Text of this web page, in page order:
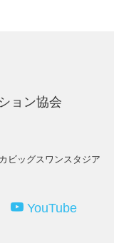
ョン協会
ビッグスワンスタジア
YouTube